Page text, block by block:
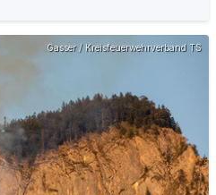
Gasser / Kreisfeuerwehrverband TS